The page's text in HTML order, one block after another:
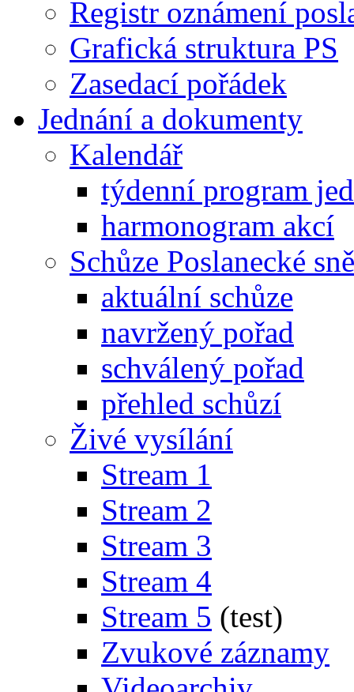
Registr oznámení
Grafická struktura PS
Zasedací pořádek
Jednání a dokumenty
Kalendář
týdenní program
harmonogram akcí
Schůze Poslanecké
aktuální schůze
navržený pořad
schválený pořad
přehled schůzí
Živé vysílání
Stream 1
Stream 2
Stream 3
Stream 4
Stream 5 (test)
Zvukové záznamy